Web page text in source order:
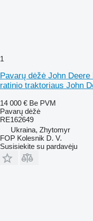
1
Pavarų dėžė John
ratinio traktoriaus John
14 000 € Be PVM
Pavarų dėžė
RE162649
Ukraina, Zhytomyr
FOP Kolesnik D. V.
Susisiekite su pardavėju